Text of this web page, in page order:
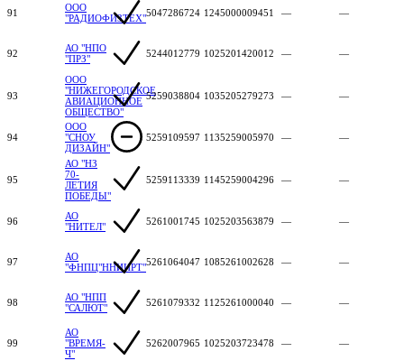
91
ООО
"РАДИОФИЗТЕХ"5047286724 1245000009451 — —
92
АО "НПО
"ПРЗ"
5244012779 1025201420012 — —
93
ООО
"НИЖЕГОРОДСКОЕ
АВИАЦИОННОЕ
ОБЩЕСТВО"
5259038804 1035205279273 — —
94
ООО
"СНОУ
ДИЗАЙН"
5259109597 1135259005970 — —
95
АО "НЗ
70-
ЛЕТИЯ
ПОБЕДЫ"
5259113339 1145259004296 — —
96
АО
"НИТЕЛ"
5261001745 1025203563879 — —
97
АО
"ФНПЦ"ННИИРТ"5261064047 1085261002628 — —
98
АО "НПП
"САЛЮТ"
5261079332 1125261000040 — —
99
АО
"ВРЕМЯ-
Ч"
5262007965 1025203723478 — —